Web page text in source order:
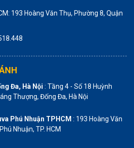
193 Hoàng Văn Thụ, Phường 8, Quận
Đa, Hà Nội : Tầng 4 - Số 18 Huỳnh
Thượng, Đống Đa, Hà Nội
Phú Nhuận TPHCM : 193 Hoàng Văn
Nhuận, TP. HCM